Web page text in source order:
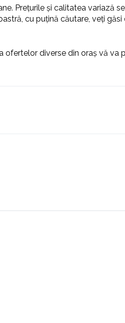
Prețurile și calitatea variază
cu puțină căutare, veți găsi
ofertelor diverse din oraș vă va